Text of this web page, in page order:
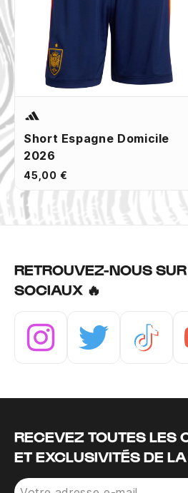
Short Espagne Domicile
2026
45,00 €
RETROUVEZ-NOUS
SOCIAUX 🔥
RECEVEZ TOUTES LES
ET EXCLUSIVITÉS DE